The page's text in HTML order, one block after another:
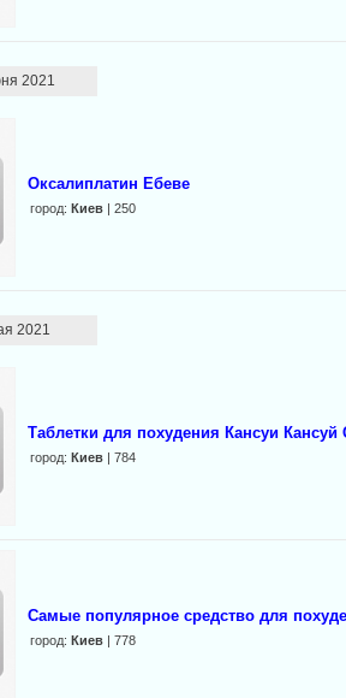
2021
Оксалиплатин Ебеве
город: Киев| 250
2021
Таблетки для похудения Кансуи Кансуй
город: Киев| 784
Самые популярное средство для
город: Киев| 778